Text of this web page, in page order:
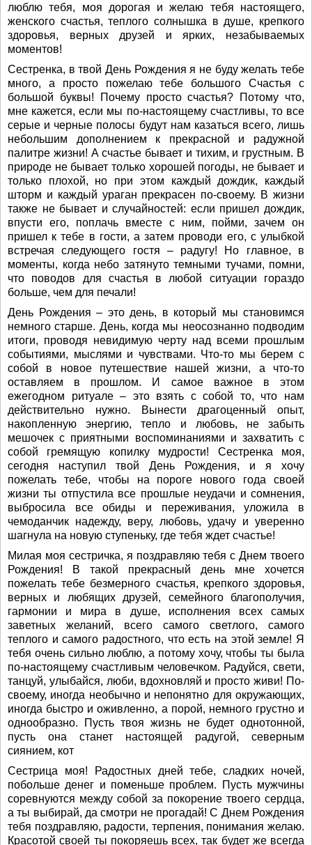
люблю тебя, моя дорогая и желаю тебя настоящего,
женского счастья, теплого солнышка в душе, крепкого
здоровья, верных друзей и ярких, незабываемых
моментов!
Сестренка, в твой День Рождения я не буду желать тебе
много, а просто пожелаю тебе большого Счастья с
большой буквы! Почему просто счастья? Потому что,
мне кажется, если мы по-настоящему счастливы, то все
серые и черные полосы будут нам казаться всего, лишь
небольшим дополнением к прекрасной и радужной
палитре жизни! А счастье бывает и тихим, и грустным. В
природе не бывает только хорошей погоды, не бывает и
только плохой, но при этом каждый дождик, каждый
шторм и каждый ураган прекрасен по-своему. В жизни
также не бывает и случайностей: если пришел дождик,
впусти его, поплачь вместе с ним, пойми, зачем он
пришел к тебе в гости, а затем проводи его, с улыбкой
встречая следующего гостя – радугу! Но главное, в
моменты, когда небо затянуто темными тучами, помни,
что поводов для счастья в любой ситуации гораздо
больше, чем для печали!
День Рождения – это день, в который мы становимся
немного старше. День, когда мы неосознанно подводим
итоги, проводя невидимую черту над всеми прошлым
событиями, мыслями и чувствами. Что-то мы берем с
собой в новое путешествие нашей жизни, а что-то
оставляем в прошлом. И самое важное в этом
ежегодном ритуале – это взять с собой то, что нам
действительно нужно. Вынести драгоценный опыт,
накопленную энергию, тепло и любовь, не забыть
мешочек с приятными воспоминаниями и захватить с
собой гремящую копилку мудрости! Сестренка моя,
сегодня наступил твой День Рождения, и я хочу
пожелать тебе, чтобы на пороге нового года своей
жизни ты отпустила все прошлые неудачи и сомнения,
выбросила все обиды и переживания, уложила в
чемоданчик надежду, веру, любовь, удачу и уверенно
шагнула на новую ступеньку, где тебя ждет счастье!
Милая моя сестричка, я поздравляю тебя с Днем твоего
Рождения! В такой прекрасный день мне хочется
пожелать тебе безмерного счастья, крепкого здоровья,
верных и любящих друзей, семейного благополучия,
гармонии и мира в душе, исполнения всех самых
заветных желаний, всего самого светлого, самого
теплого и самого радостного, что есть на этой земле! Я
тебя очень сильно люблю, а потому хочу, чтобы ты была
по-настоящему счастливым человечком. Радуйся, свети,
танцуй, улыбайся, люби, вдохновляй и просто живи! По-
своему, иногда необычно и непонятно для окружающих,
иногда быстро и оживленно, а порой, немного грустно и
однообразно. Пусть твоя жизнь не будет однотонной,
пусть она станет настоящей радугой, северным
сиянием, кот
Сестрица моя! Радостных дней тебе, сладких ночей,
побольше денег и поменьше проблем. Пусть мужчины
соревнуются между собой за покорение твоего сердца,
а ты выбирай, да смотри не прогадай! С Днем Рождения
тебя поздравляю, радости, терпения, понимания желаю.
Красотой своей ты покоряешь всех, так будет же всегда